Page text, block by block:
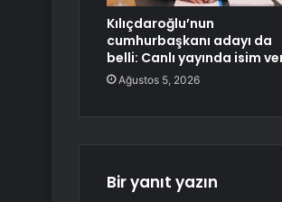
Kılıçdaroğlu’nun
cumhurbaşkanı adayı da
belli: Canlı yayında isim
Ağustos 5, 2026
Bir yanıt yazın